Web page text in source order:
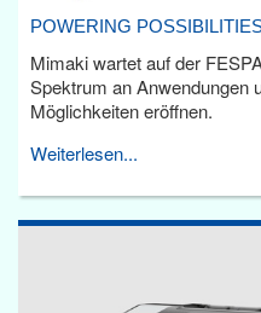
POWERING
Mimaki wartet auf der
Spektrum an Anwendungen
Möglichkeiten eröffnen.
Weiterlesen...